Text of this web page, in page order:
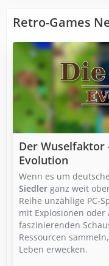
Retro-Games
Der Wuselfaktor
Evolution
Wenn es um
Siedler ganz weit
Reihe unzählige PC-
mit Explosionen
faszinierenden
Ressourcen
Leben erwecken.